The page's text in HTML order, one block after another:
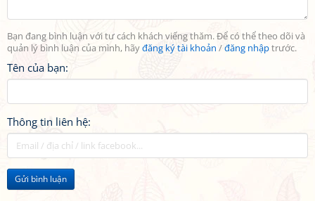
Bạn đang bình luận với tư cách khách viếng thăm. Để có thể theo dõi và
quản lý bình luận của mình, hãyđăng ký tài khoản /đăng nhậptrước.
Tên của bạn:
Thông tin liên hệ:
Gửi bình luận